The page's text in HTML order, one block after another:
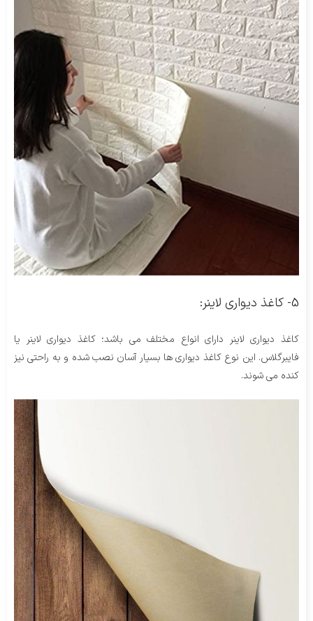
5- کاغذ دیواری لاینر:
کاغذ دیواری لاینر دارای انواع مختلف می باشد؛ کاغذ دیواری لاینر یا
فایبرگلاس. این نوع کاغذ دیواری ها بسیار آسان نصب شده و به راحتی نیز
کنده می شوند.